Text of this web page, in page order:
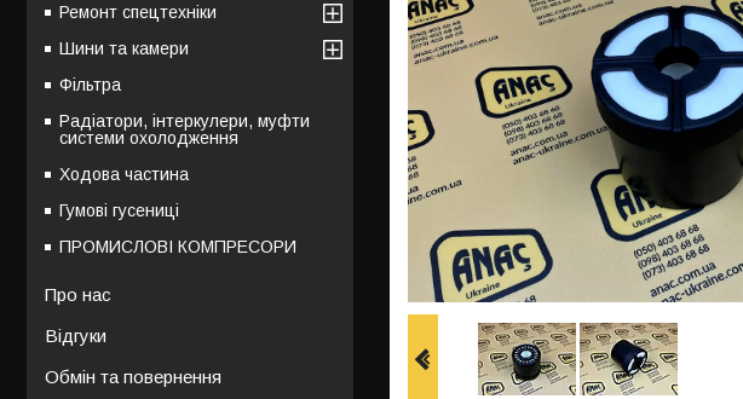
Ремонт спецтехніки
Шини та камери
Фільтра
Радіатори, інтеркулери, муфти
системи охолодження
Ходова частина
Гумові гусениці
ПРОМИСЛОВІ КОМПРЕСОРИ
Про нас
Відгуки
Обмін та повернення